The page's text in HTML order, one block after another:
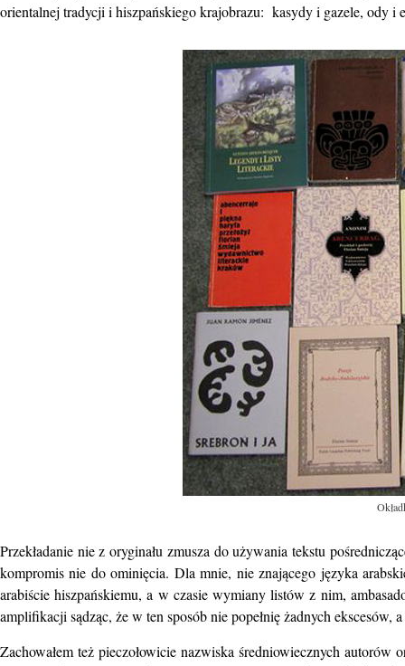
orientalnej tradycji i hiszpańskiego krajobrazu: kasydy i gazele, ody i
Przekładanie nie z oryginału zmusza do używania tekstu
kompromis nie do ominięcia. Dla mnie, nie znającego języka
arabiście hiszpańskiemu, a w czasie wymiany listów z nim,
amplifikacji sądząc, że w ten sposób nie popełnię żadnych
Zachowałem też pieczołowicie nazwiska średniowiecznych